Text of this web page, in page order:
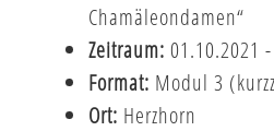
Chamäleondamen“
Zeitraum: 01.10.2021
Format: Modul 3
Ort: Herzhorn